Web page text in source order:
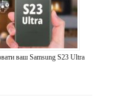
ваш Samsung S23 Ultra